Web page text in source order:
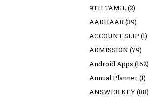
9TH TAMIL(2)
AADHAAR(39)
ACCOUNT SLIP (1)
ADMISSION (79)
Android Apps (162)
Annual Planner(1)
ANSWER KEY(88)